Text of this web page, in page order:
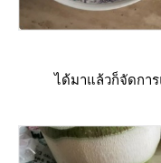
ได้มาแล้วก็จัดกา